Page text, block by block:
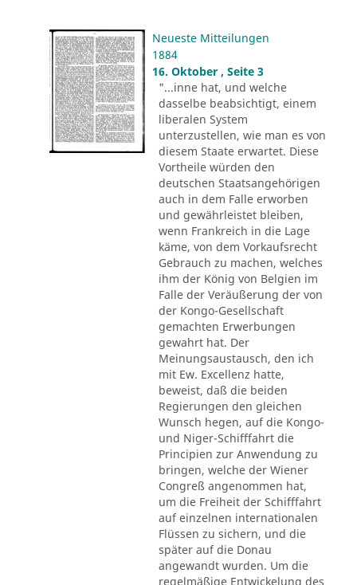
Neueste Mitteilungen
1884
16. Oktober , Seite 3
"...inne hat, und welche
dasselbe beabsichtigt, einem
liberalen System
unterzustellen, wie man es von
diesem Staate erwartet. Diese
Vortheile würden den
deutschen Staatsangehörigen
auch in dem Falle erworben
und gewährleistet bleiben,
wenn Frankreich in die Lage
käme, von dem Vorkaufsrecht
Gebrauch zu machen, welches
ihm der König von Belgien im
Falle der Veräußerung der von
der Kongo-Gesellschaft
gemachten Erwerbungen
gewahrt hat. Der
Meinungsaustausch, den ich
mit Ew. Excellenz hatte,
beweist, daß die beiden
Regierungen den gleichen
Wunsch hegen, auf die Kongo-
und Niger-Schifffahrt die
Principien zur Anwendung zu
bringen, welche der Wiener
Congreß angenommen hat,
um die Freiheit der Schifffahrt
auf einzelnen internationalen
Flüssen zu sichern, und die
später auf die Donau
angewandt wurden. Um die
regelmäßige Entwickelung des